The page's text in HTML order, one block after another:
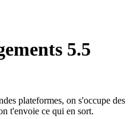
5.5
plateformes, on s'occupe des
t'envoie ce qui en sort.